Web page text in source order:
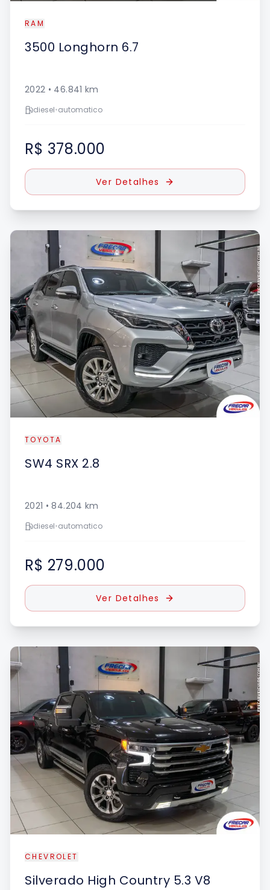
RAM
3500 Longhorn 6.7
2022 • 46.841 km
diesel•automatico
R$ 378.000
Ver Detalhes
TOYOTA
SW4 SRX 2.8
2021 •84.204 km
diesel•automatico
R$ 279.000
Ver Detalhes
CHEVROLET
Silverado High Country 5.3 V8